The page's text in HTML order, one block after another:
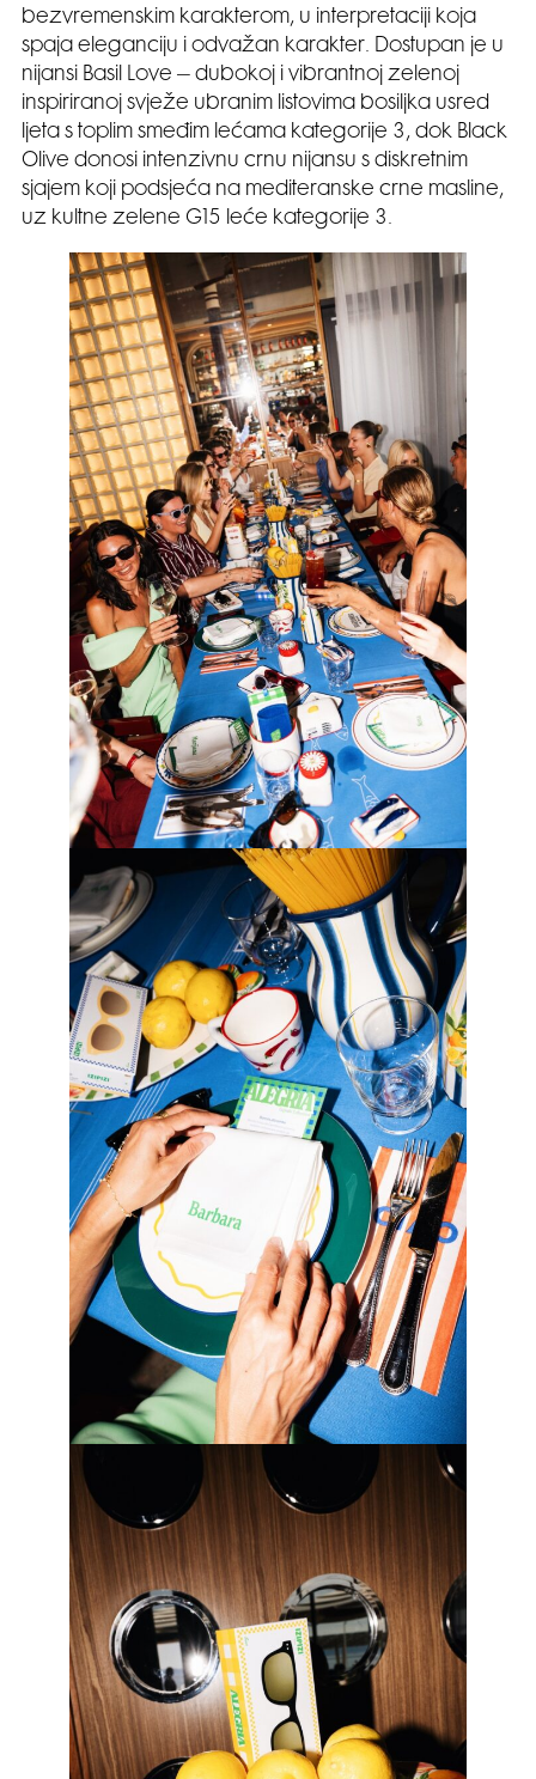
bezvremenskim karakterom, u interpretaciji koja
spaja eleganciju i odvažan karakter. Dostupan je u
nijansi Basil Love – dubokoj i vibrantnoj zelenoj
inspiriranoj svježe ubranim listovima bosiljka usred
ljeta s toplim smeđim lećama kategorije 3, dok Black
Olive donosi intenzivnu crnu nijansu s diskretnim
sjajem koji podsjeća na mediteranske crne masline,
uz kultne zelene G15 leće kategorije 3.